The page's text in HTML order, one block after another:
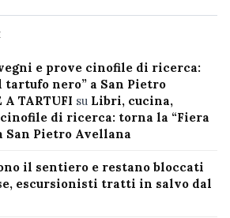
e prove cinofile di ricerca:
tartufo nero” a San Pietro
TARTUFI su Libri, cucina,
di ricerca: torna la “Fiera
San Pietro Avellana
il sentiero e restano bloccati
escursionisti tratti in salvo dal